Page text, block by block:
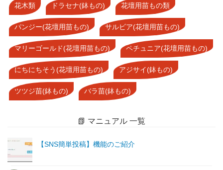
花木類 ドラセナ(鉢もの) 花壇用苗もの類
パンジー(花壇用苗もの) サルビア(花壇用苗もの)
マリーゴールド(花壇用苗もの) ペチュニア(花壇用苗もの)
にちにちそう(花壇用苗もの) アジサイ(鉢もの)
ツツジ苗(鉢もの) バラ苗(鉢もの)
📗 マニュアル 一覧
【SNS簡単投稿】機能のご紹介